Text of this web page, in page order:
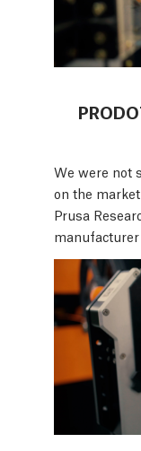
We were not
on the
Prusa